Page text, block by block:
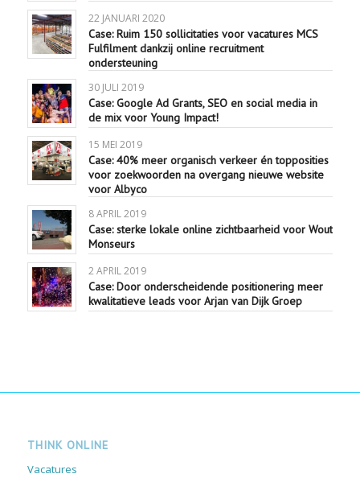
22 JANUARI 2020
Case: Ruim 150 sollicitaties voor vacatures MCS
Fulfilment dankzij online recruitment
ondersteuning
30 JULI 2019
Case: Google Ad Grants, SEO en social media in
de mix voor Young Impact!
15 MEI 2019
Case: 40% meer organisch verkeer én topposities
voor zoekwoorden na overgang nieuwe website
voor Albyco
8 APRIL 2019
Case: sterke lokale online zichtbaarheid voor Wout
Monseurs
2 APRIL 2019
Case: Door onderscheidende positionering meer
kwalitatieve leads voor Arjan van Dijk Groep
THINK ONLINE
Vacatures